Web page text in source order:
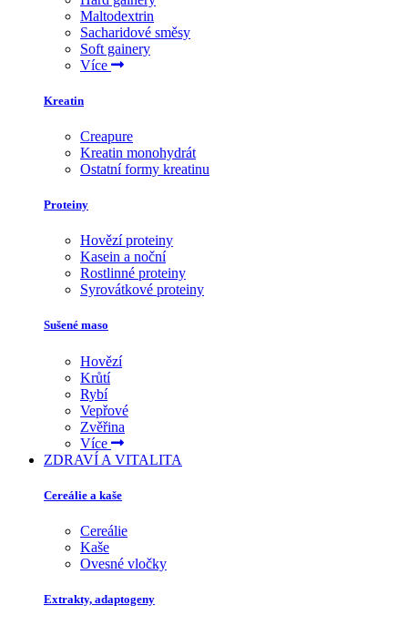
Maltodextrin
Sacharidové směsy
Soft gainery
Více
Kreatin
Creapure
Kreatin monohydrát
Ostatní formy kreatinu
Proteiny
Hovězí proteiny
Kasein a noční
Rostlinné proteiny
Syrovátkové proteiny
Sušené maso
Hovězí
Krůtí
Rybí
Vepřové
Zvěřina
Více
ZDRAVÍ A VITALITA
Cereálie a kaše
Cereálie
Kaše
Ovesné vločky
Extrakty, adaptogeny